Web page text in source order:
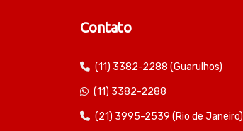
Contato
(11) 3382-2288 (Guarulhos)
(11) 3382-2288
(21) 3995-2539 (Rio de Janeiro)